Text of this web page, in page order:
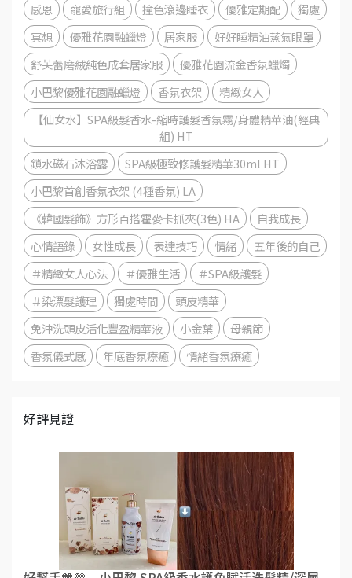
感恩
寵愛旅行組 撞色滾邊睡衣 優雅定期配
獨處
冥想
優雅花園融蠟燈 居家服
好好睡精油蒸氣眼罩
舒芙蕾磨絨純色成套居家服
優雅花園流金香氛蠟燭
小巴黎優雅花園融蠟燈
香氛衣架
精緻女人
【仙女水】SPA級髮香水-縮時護髮香氛霧/身體精華油(經典
組) HT
鎖水磁石沐浴露
SPA級極致修護髮精華30ml HT
小巴黎首創香氛衣架 (4種香氛) LA
《韓國髮飾》方形百搭霍麥卡抓夾(3色) HA
自我成長
心情語錄
女性成長 表達技巧 情緒
五年後的自己
＃精緻女人心法
＃優雅生活
＃SPA級護髮
＃染漂髮護理
獨處時間
頭皮精華
免沖洗頭皮活化豐盈精華液
小金葉
母親節
香氛儀式感
年底香氛療癒 情緒香氛療癒
好評見證